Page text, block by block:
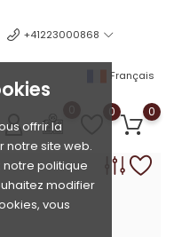
offrir la
notre site web.
notre politique
modifier
vous
+41223000868
Français
0 0